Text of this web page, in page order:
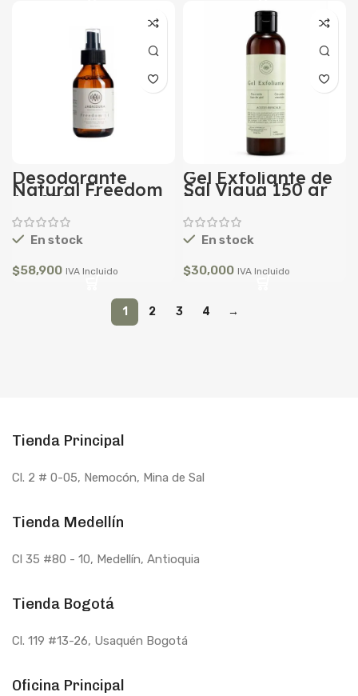
Desodorante
Natural Freedom
1.1 250 ml
En stock
$58,900 IVA Incluido
Gel Exfoliante de
Sal Vigua 150 gr
Envase Ambar
En stock
$30,000 IVA Incluido
1 2 3 4 →
Tienda Principal
Cl. 2 # 0-05, Nemocón, Mina de Sal
Tienda Medellín
Cl 35 #80 - 10, Medellín, Antioquia
Tienda Bogotá
Cl. 119 #13-26, Usaquén Bogotá
Oficina Principal